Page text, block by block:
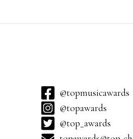
@topmusicawards
@topawards
@top_awards